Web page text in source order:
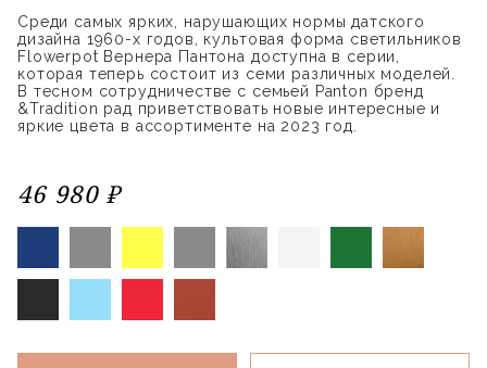
Среди самых ярких, нарушающих нормы датского
дизайна 1960-х годов, культовая форма светильников
Flowerpot Вернера Пантона доступна в серии,
которая теперь состоит из семи различных моделей.
В тесном сотрудничестве с семьей Panton бренд
&Tradition рад приветствовать новые интересные и
яркие цвета в ассортименте на 2023 год.
46 980 ₽